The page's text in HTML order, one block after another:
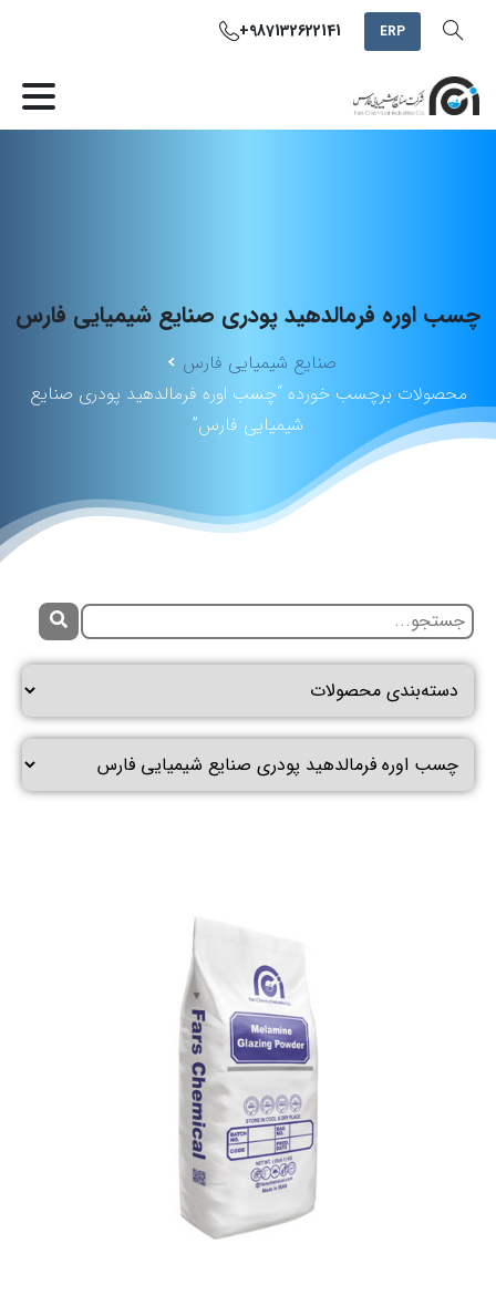
ERP
+987132622141
چسب اوره فرمالدهیدپودری صنایع شیمیایی فارس
صنایع شیمیایی فارس
محصولات برچسب خورده “چسب اوره فرمالدهید پودری صنایع
شیمیایی فارس”